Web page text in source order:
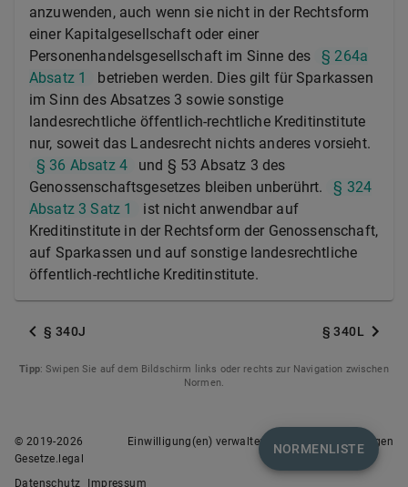
anzuwenden, auch wenn sie nicht in der Rechtsform
einer Kapitalgesellschaft oder einer
Personenhandelsgesellschaft im Sinne des
§ 264a
Absatz 1
betrieben werden. Dies gilt für Sparkassen
im Sinn des Absatzes 3 sowie sonstige
landesrechtliche öffentlich-rechtliche Kreditinstitute
nur, soweit das Landesrecht nichts anderes vorsieht.
§ 36 Absatz 4
und § 53 Absatz 3 des
Genossenschaftsgesetzes bleiben unberührt.
§ 324
Absatz 3 Satz 1
ist nicht anwendbar auf
Kreditinstitute in der Rechtsform der Genossenschaft,
auf Sparkassen und auf sonstige landesrechtliche
öffentlich-rechtliche Kreditinstitute.
§ 340J § 340L
Tipp: Swipen Sie auf dem Bildschirm links oder rechts zur Navigation zwischen
Normen.
NORMENLISTE
© 2019-2026
Gesetze.legal
Einwilligung(en) verwalten Nutzungsbedingungen
Datenschutz Impressum